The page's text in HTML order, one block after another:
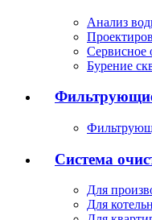
Анализ
Сервисное
Бурение
Система
Для
Для